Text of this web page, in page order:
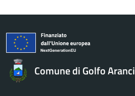
Comune di Golfo Aranci